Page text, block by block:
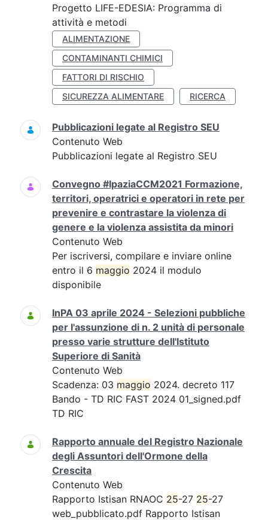
Progetto LIFE-EDESIA: Programma di
attività e metodi
ALIMENTAZIONE
CONTAMINANTI CHIMICI
FATTORI DI RISCHIO
SICUREZZA ALIMENTARE
RICERCA
Pubblicazioni legate al Registro SEU
Contenuto Web
Pubblicazioni legate al Registro SEU
Convegno #IpaziaCCM2021 Formazione,
territori, operatrici e operatori in rete per
prevenire e contrastare la violenza di
genere e la violenza assistita da minori
Contenuto Web
Per iscriversi, compilare e inviare online
entro il 6 maggio 2024 il modulo
disponibile
InPA 03 aprile 2024 - Selezioni pubbliche
per l'assunzione di n. 2 unità di personale
presso varie strutture dell'Istituto
Superiore di Sanità
Contenuto Web
Scadenza: 03 maggio 2024. decreto 117
Bando - TD RIC FAST 2024 01_signed.pdf
TD RIC
Rapporto annuale del Registro Nazionale
degli Assuntori dell'Ormone della
Crescita
Contenuto Web
Rapporto Istisan RNAOC 25-27 25-27
web_pubblicato.pdf Rapporto Istisan